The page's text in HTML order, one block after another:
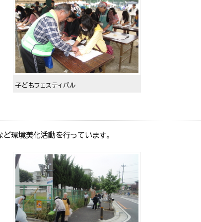
子どもフェスティバル
環境美化活動を行っています。